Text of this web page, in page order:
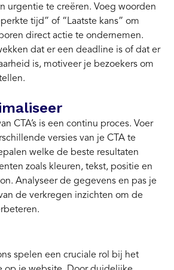
urgentie te creëren. Voeg woorden
tijd” of “Laatste kans” om
direct actie te ondernemen.
dat er een deadline is of dat er
is, motiveer je bezoekers om
CTA’s is een continu proces. Voer
versies van je CTA te
welke de beste resultaten
zoals kleuren, tekst, positie en
Analyseer de gegevens en pas je
de verkregen inzichten om de
spelen een cruciale rol bij het